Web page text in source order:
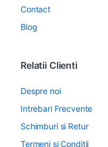
Contact
Blog
Relatii Clienti
Despre noi
Intrebari Frecvente
Schimburi si Retur
Termeni si Conditii